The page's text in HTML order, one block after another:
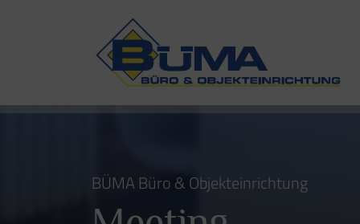
BÜMA Büro & Objekteinrichtung